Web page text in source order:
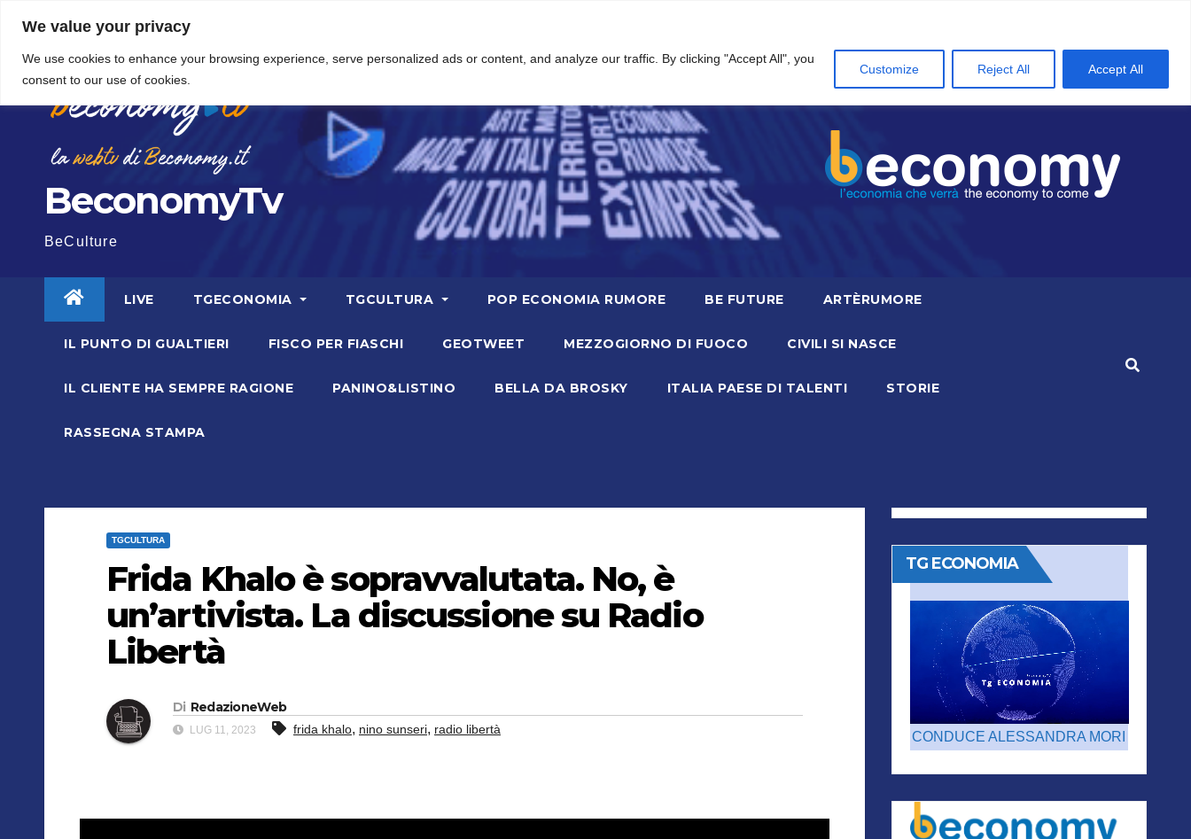
We value your privacy
We use cookies to enhance your browsing experience, serve personalized ads or content, and analyze our traffic. By clicking "Accept All", you
consent to our use of cookies.
Customize Reject All Accept All
contenuto
5 Agosto 2026 7:37
BeconomyTv
BeCulture
LIVE TGECONOMIA TGCULTURA POP ECONOMIA RUMORE BE FUTURE ARTÈRUMORE
IL PUNTO DI GUALTIERI FISCO PER FIASCHI GEOTWEET MEZZOGIORNO DI FUOCO CIVILI SI NASCE
IL CLIENTE HA SEMPRE RAGIONE PANINO&LISTINO BELLA DA BROSKY ITALIA PAESE DI TALENTI STORIE
RASSEGNA STAMPA
TGCULTURA
Frida Khalo è sopravvalutata. No, è
un’artivista. La discussione su Radio
Libertà
Di RedazioneWeb
LUG 11, 2023 frida khalo, nino sunseri, radio libertà
TG ECONOMIA
CONDUCE ALESSANDRA MORI